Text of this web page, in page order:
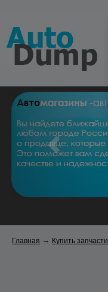
Главная → Купить запчасти